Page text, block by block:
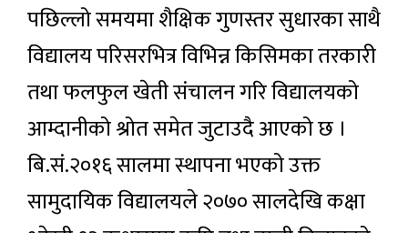
पछिल्लो समयमा शैक्षिक गुणस्तर सुधारका साथै
विद्यालय परिसरभित्र विभिन्न किसिमका तरकारी
तथा फलफुल खेती संचालन गरि विद्यालयको
आम्दानीको श्रोत समेत जुटाउदै आएको छ ।
बि.सं.२०१६ सालमा स्थापना भएको उक्त
सामुदायिक विद्यालयले २०७० सालदेखि कक्षा